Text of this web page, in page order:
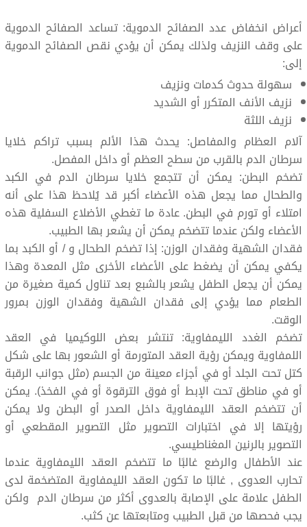
أعراض انخفاض عدد الصفائح الدموية: تساعد الصفائح الدموية
على وقف النزيف ولذلك يمكن أن يؤدي نقص الصفائح الدموية
إلى:
سهولة حدوث كدمات ونزيف
نزيف الأنف المتكرر أو الشديد
نزيف اللثة
آلام العظام والمفاصل: يحدث هذا الألم بسبب تراكم خلايا
سرطان الدم بالقرب من سطح العظم أو داخل المفصل.
تضخم البطن: يمكن أن تتجمع خلايا سرطان الدم في الكبد
والطحال مما يجعل هذه الأعضاء أكبر قد يُلاحظ هذا على أنه
امتلاء أو تورم في البطن. عادة ما تغطي الأضلاع السفلية هذه
الأعضاء ولكن عندما تتضخم يمكن أن يشعر بها الطبيب.
فقدان الشهية وفقدان الوزن: إذا تضخم الطحال و / أو الكبد بما
يكفي يمكن أن يضغط على الأعضاء الأخرى مثل المعدة وهذا
يمكن أن يجعل الطفل يشعر بالشبع بعد تناول كمية صغيرة من
الطعام مما يؤدي إلى فقدان الشهية وفقدان الوزن بمرور
الوقت.
تضخم الغدد الليمفاوية: تنتشر بعض اللوكيميا في العقد
اللمفاوية ويمكن رؤية العقد المتورمة أو الشعور بها على شكل
كتل تحت الجلد أو في أجزاء معينة من الجسم (مثل جوانب الرقبة
أو في مناطق تحت الإبط أو فوق الترقوة أو في الفخذ). يمكن
أن تتضخم العقد الليمفاوية داخل الصدر أو البطن ولا يمكن
رؤيتها إلا في اختبارات التصوير مثل التصوير المقطعي أو
التصوير بالرنين المغناطيسي.
عند الأطفال والرضع غالبًا ما تتضخم العقد الليمفاوية عندما
تحارب العدوى , غالبًا ما تكون العقد الليمفاوية المتضخمة لدى
الطفل علامة على الإصابة بالعدوى أكثر من سرطان الدم ولكن
يجب فحصها من قبل الطبيب ومتابعتها عن كثب.